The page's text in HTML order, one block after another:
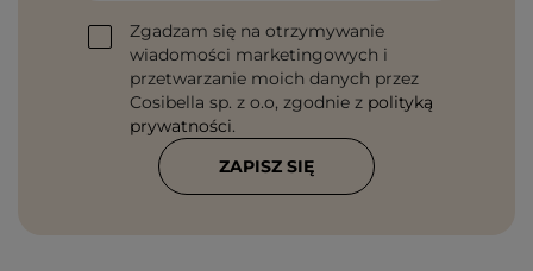
Zgadzam się na otrzymywanie
wiadomości marketingowych i
przetwarzanie moich danych przez
Cosibella sp. z o.o, zgodnie z polityką
prywatności.
ZAPISZ SIĘ